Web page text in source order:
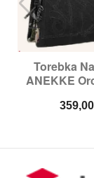
Torebka
ANEKKE
Cena
359,00